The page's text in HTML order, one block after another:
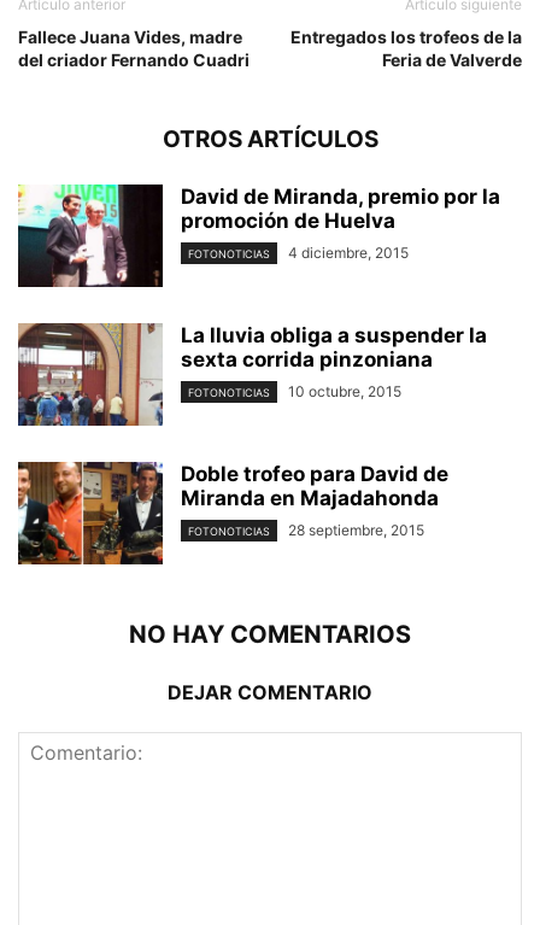
Artículo anterior
Fallece Juana Vides, madre
del criador Fernando Cuadri
Artículo siguiente
Entregados los trofeos de la
Feria de Valverde
OTROS ARTÍCULOS
David de Miranda, premio por la
promoción de Huelva
FOTONOTICIAS 4 diciembre, 2015
La lluvia obliga a suspender la
sexta corrida pinzoniana
FOTONOTICIAS 10 octubre, 2015
Doble trofeo para David de
Miranda en Majadahonda
FOTONOTICIAS 28 septiembre, 2015
NO HAY COMENTARIOS
DEJAR COMENTARIO